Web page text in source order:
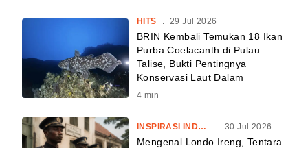
HITS 29 Jul 2026
BRIN Kembali Temukan 18 Ikan
Purba Coelacanth di Pulau
Talise, Bukti Pentingnya
Konservasi Laut Dalam
4 min
INSPIRASI INDONESIA 30 Jul 2026
Mengenal Londo Ireng, Tentara